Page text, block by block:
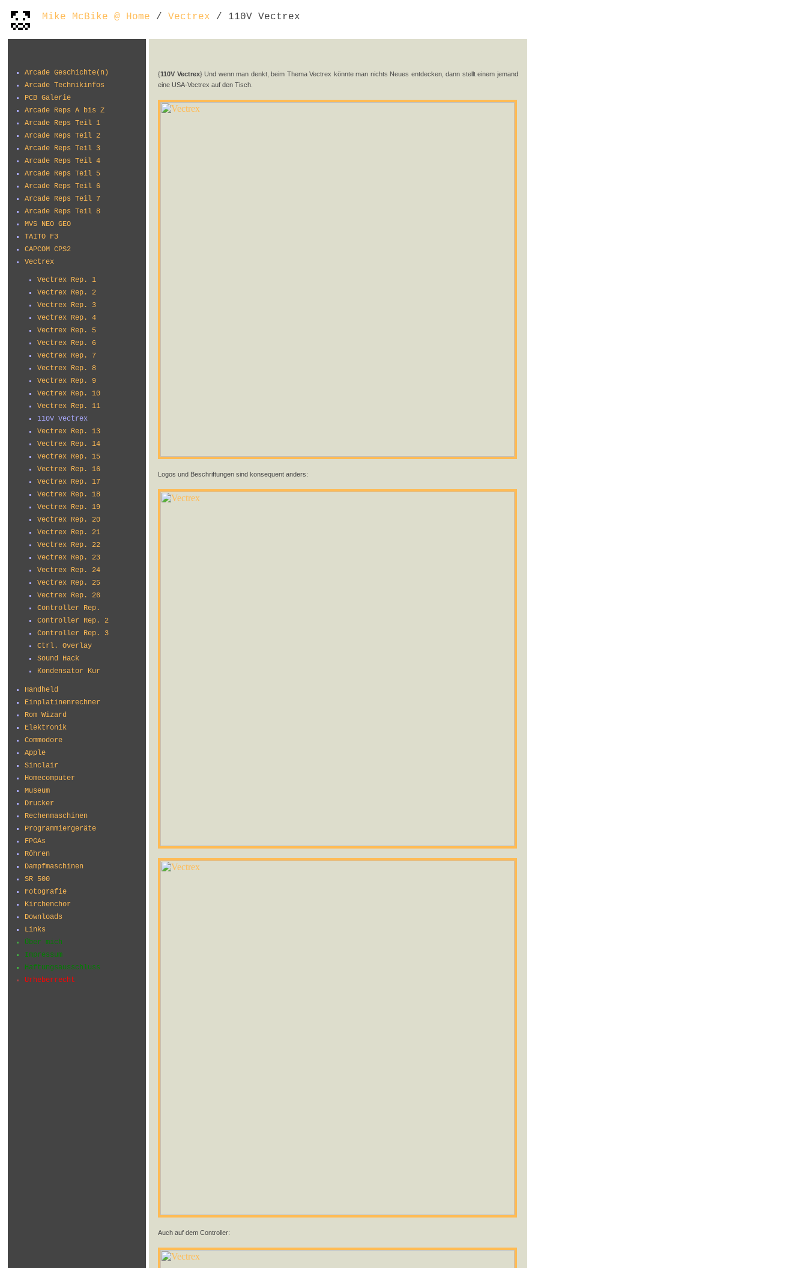
Mike McBike @ Home / Vectrex / 110V Vectrex
Arcade Geschichte(n)
Arcade Technikinfos
PCB Galerie
Arcade Reps A bis Z
Arcade Reps Teil 1
Arcade Reps Teil 2
Arcade Reps Teil 3
Arcade Reps Teil 4
Arcade Reps Teil 5
Arcade Reps Teil 6
Arcade Reps Teil 7
Arcade Reps Teil 8
MVS NEO GEO
TAITO F3
CAPCOM CPS2
Vectrex
Vectrex Rep. 1
Vectrex Rep. 2
Vectrex Rep. 3
Vectrex Rep. 4
Vectrex Rep. 5
Vectrex Rep. 6
Vectrex Rep. 7
Vectrex Rep. 8
Vectrex Rep. 9
Vectrex Rep. 10
Vectrex Rep. 11
110V Vectrex
Vectrex Rep. 13
Vectrex Rep. 14
Vectrex Rep. 15
Vectrex Rep. 16
Vectrex Rep. 17
Vectrex Rep. 18
Vectrex Rep. 19
Vectrex Rep. 20
Vectrex Rep. 21
Vectrex Rep. 22
Vectrex Rep. 23
Vectrex Rep. 24
Vectrex Rep. 25
Vectrex Rep. 26
Controller Rep.
Controller Rep. 2
Controller Rep. 3
Ctrl. Overlay
Sound Hack
Kondensator Kur
Handheld
Einplatinenrechner
Rom Wizard
Elektronik
Commodore
Apple
Sinclair
Homecomputer
Museum
Drucker
Rechenmaschinen
Programmiergeräte
FPGAs
Röhren
Dampfmaschinen
SR 500
Fotografie
Kirchenchor
Downloads
Links
Über mich
Impressum
Haftungsausschluss
Urheberrecht
{110V Vectrex} Und wenn man denkt, beim Thema Vectrex könnte man nichts Neues entdecken, dann stellt einem jemand
eine USA-Vectrex auf den Tisch.
Logos und Beschriftungen sind konsequent anders:
Auch auf dem Controller: